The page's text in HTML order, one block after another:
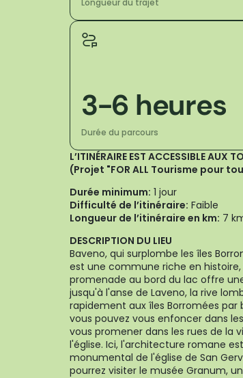
Longueur du trajet
3-6 heures
Durée du parcours
L’ITINÉRAIRE EST ACCESSIBLE AUX
(Projet "FOR ALL Tourisme pour
Durée minimum: 1 jour
Difficulté de l’itinéraire: Faible
Longueur de l’itinéraire en km: 7
DESCRIPTION DU LIEU
Baveno, qui surplombe les îles
est une commune riche en
promenade au bord du lac offre
jusqu'à l'anse de Laveno, la rive
rapidement aux îles Borromées
vous pouvez vous enfoncer dans
vous promener dans les rues de la
l'église. Ici, l'architecture romane
monumental de l'église de San
pourrez visiter le musée Granum,